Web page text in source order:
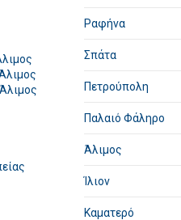
Ραφήνα
Σπάτα
Πετρούπολη
Παλαιό Φάληρο
Άλιμος
Ίλιον
Καματερό